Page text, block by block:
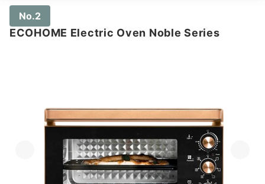
No.2
ECOHOME Electric Oven Noble Series